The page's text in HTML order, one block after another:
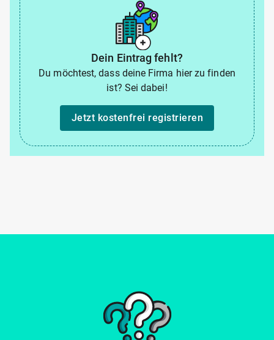
Dein Eintrag fehlt?
Du möchtest, dass deine Firma hier zu finden
ist? Sei dabei!
Jetzt kostenfrei registrieren